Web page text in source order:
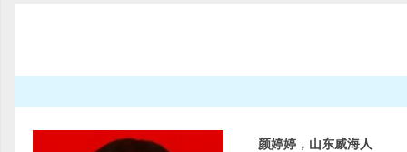
颜婷婷，山东威海人